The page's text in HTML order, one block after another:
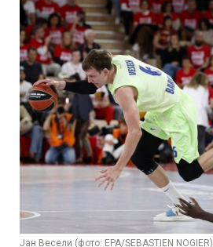
Јан Весели (фото: EPA/SEBASTIEN NOGIER)